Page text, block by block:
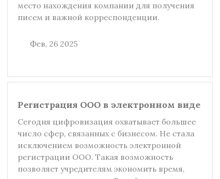
место нахождения компании для получения
писем и важной корреспонденции.
Фев, 26 2025
Регистрация ООО в электронном виде
Сегодня цифровизация охватывает большее
число сфер, связанных с бизнесом. Не стала
исключением возможность электронной
регистрации ООО. Такая возможность
позволяет учредителям экономить время,